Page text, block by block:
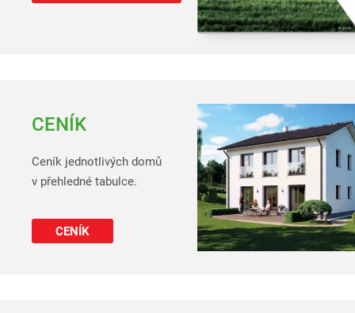
CENÍK
Ceník jednotlivých domů
v přehledné tabulce.
CENÍK